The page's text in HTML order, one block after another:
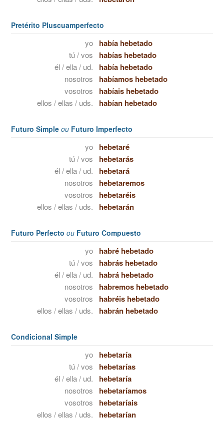
Pretérito Pluscuamperfecto
yo había hebetado
tú / vos habías hebetado
él / ella / ud. había hebetado
nosotros habíamos hebetado
vosotros habíais hebetado
ellos / ellas / uds. habían hebetado
Futuro Simple ou Futuro Imperfecto
yo hebetaré
tú / vos hebetarás
él / ella / ud. hebetará
nosotros hebetaremos
vosotros hebetaréis
ellos / ellas / uds. hebetarán
Futuro Perfecto ou Futuro Compuesto
yo habré hebetado
tú / vos habrás hebetado
él / ella / ud. habrá hebetado
nosotros habremos hebetado
vosotros habréis hebetado
ellos / ellas / uds. habrán hebetado
Condicional Simple
yo hebetaría
tú / vos hebetarías
él / ella / ud. hebetaría
nosotros hebetaríamos
vosotros hebetaríais
ellos / ellas / uds. hebetarían